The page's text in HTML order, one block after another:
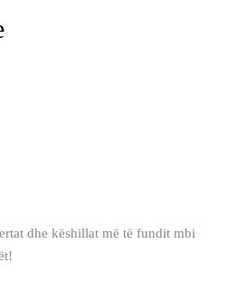
dhe këshillat më të fundit mbi